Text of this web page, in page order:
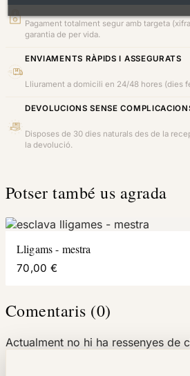
Pagament totalment segur amb targeta
garantia de per vida.
ENVIAMENTS RÀPIDS I ASSEGURATS
Lliurament a domicili en 24/48 hores (dies
DEVOLUCIONS SENSE
Disposes de 30 dies naturals des de la
la devolució.
Potser també us agrada
Lligams - mestra
70,00 €
Comentaris (0)
Actualment no hi ha ressenyes de